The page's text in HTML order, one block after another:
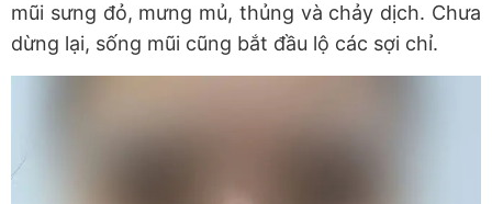
mũi sưng đỏ, mưng mủ, thủng và chảy dịch. Chưa
dừng lại, sống mũi cũng bắt đầu lộ các sợi chỉ.